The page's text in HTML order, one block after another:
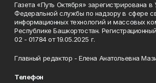
Газета «Путь Октября» зарегистрирована в
Федеральной службы по надзору в сфере
информационных технологий и массовых
Республике Башкортостан.
02 - 01784 от 19.05.2025 г.
Главный редактор - Елена Анатольевна
Телефон